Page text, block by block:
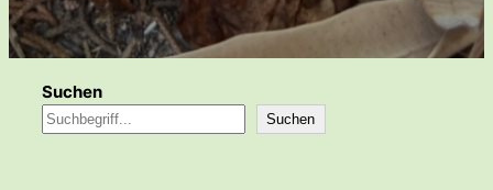
Suchen
Suchen